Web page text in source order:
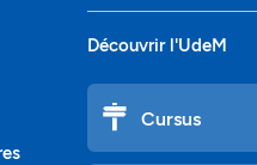
Découvrir l'UdeM
Cursus